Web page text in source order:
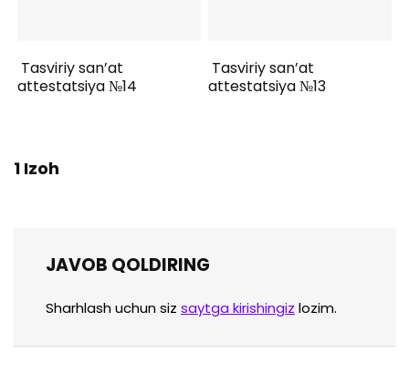
Tasviriy san’at
attestatsiya №14
Tasviriy san’at
attestatsiya №13
1 Izoh
JAVOB QOLDIRING
Sharhlash uchun siz saytga kirishingiz lozim.